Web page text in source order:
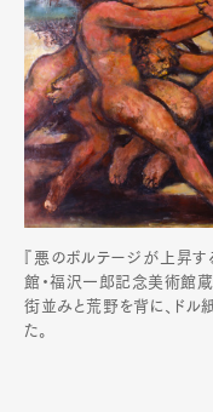
Pen
Official
『悪のボルテージが上
館・福沢一郎記念美術館
街並みと荒野を背に、ドル
た。